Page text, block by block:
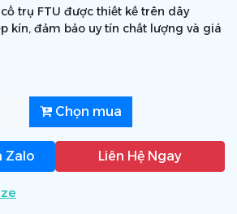
trụ FTU được thiết kế trên dây
kín, đảm bảo uy tín chất lượng và giá
Chọn mua
Zalo Liên Hệ Ngay